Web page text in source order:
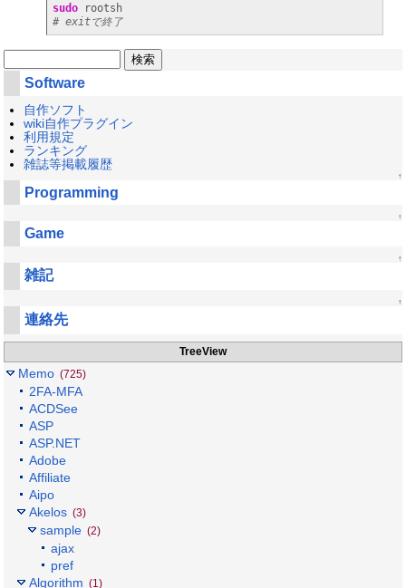
sudo
rootsh
# exitで終了
Software
自作ソフト
wiki自作プラグイン
利用規定
ランキング
雑誌等掲載履歴
↑
Programming
↑
Game
↑
雑記
↑
連絡先
TreeView
Memo (725)
2FA-MFA
ACDSee
ASP
ASP.NET
Adobe
Affiliate
Aipo
Akelos (3)
sample (2)
ajax
pref
Algorithm (1)